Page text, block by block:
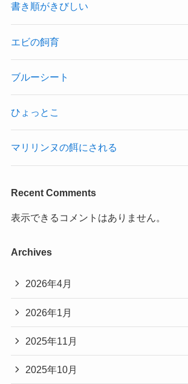
書き順がきびしい
エビの飼育
ブルーシート
ひょっとこ
マリリンヌの餌にされる
Recent Comments
表示できるコメントはありません。
Archives
2026年4月
2026年1月
2025年11月
2025年10月